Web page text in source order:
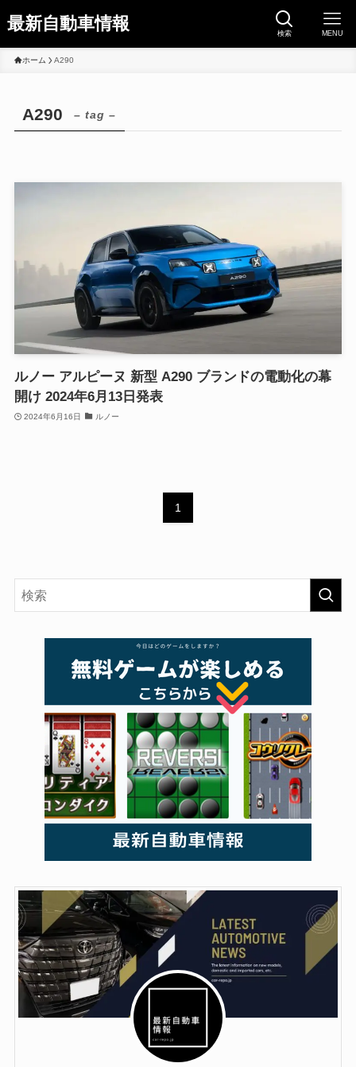
最新自動車情報 検索 MENU
ホーム A290
A290 – tag –
ルノー アルピーヌ 新型 A290 ブランドの電動化の幕
開け 2024年6月13日発表
2024年6月16日 ルノー
1